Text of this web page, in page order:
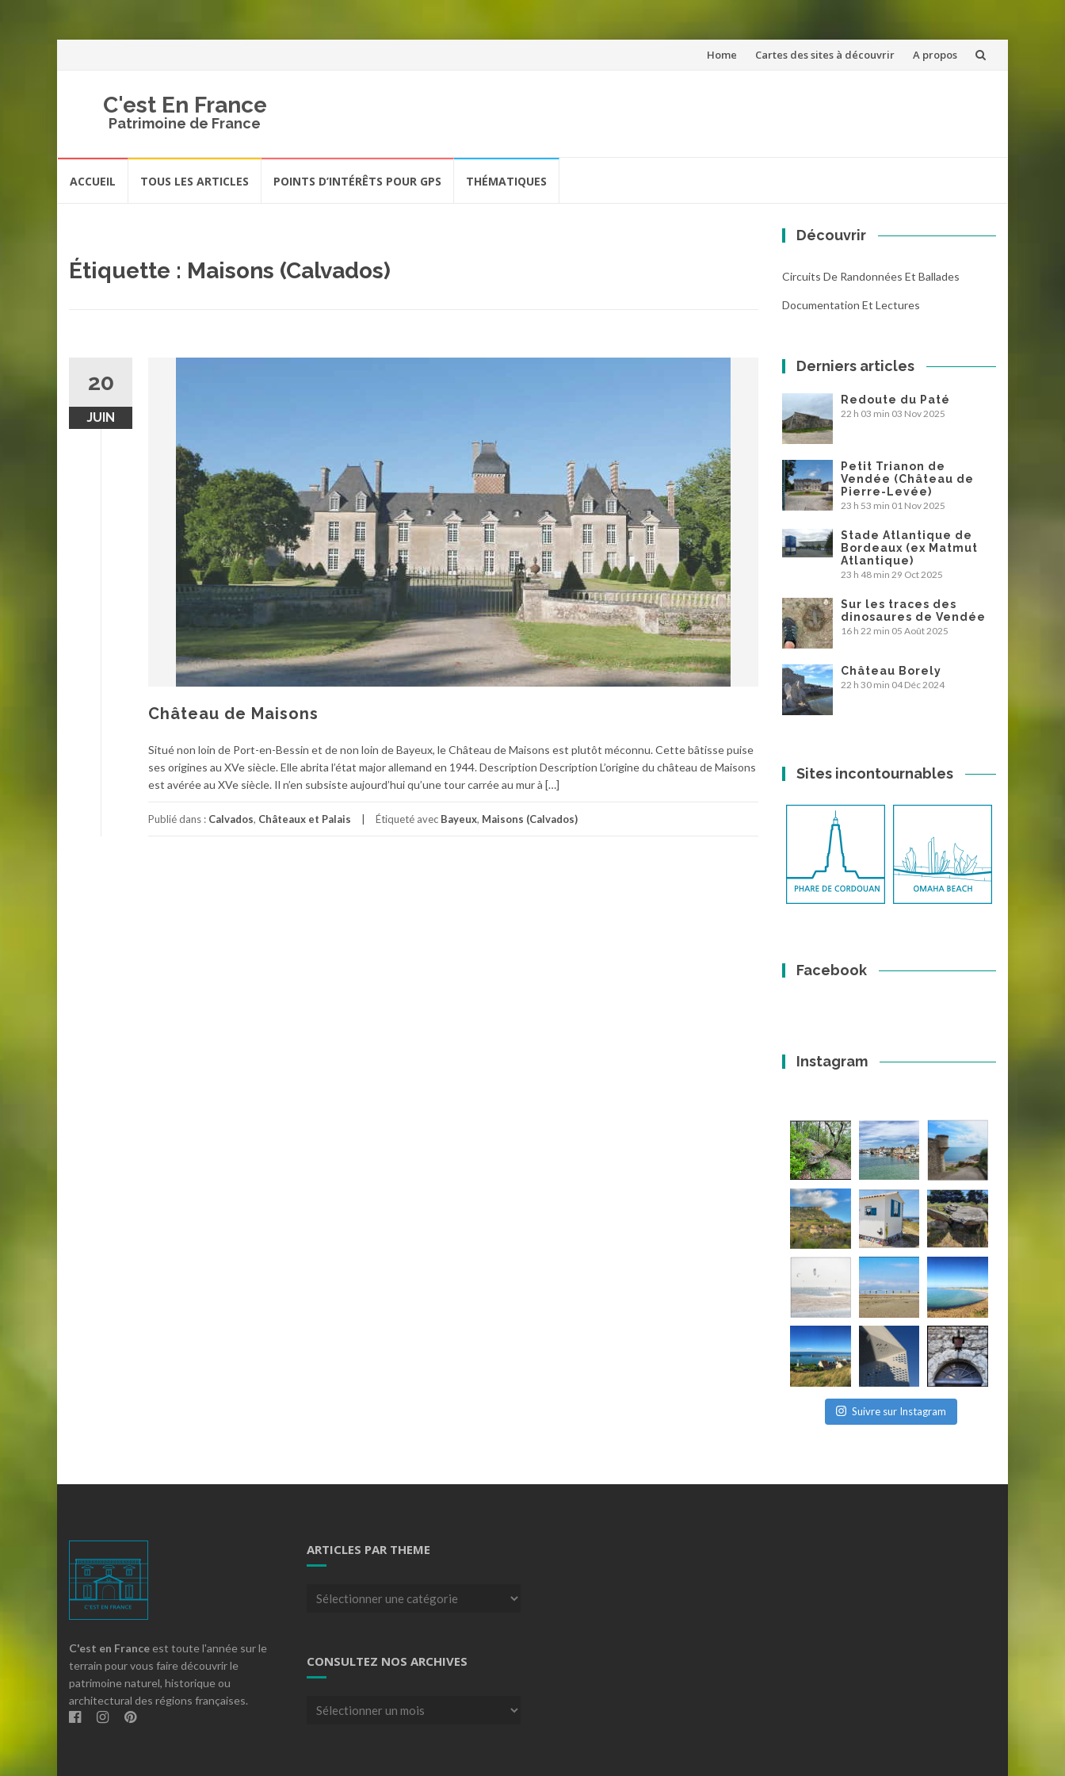
Aller
Home Cartes des sites à découvrir A propos
C'est En France
Patrimoine de France
ACCUEIL TOUS LES ARTICLES POINTS D’INTÉRÊTS POUR GPS THÉMATIQUES
Étiquette : Maisons (Calvados)
20
JUIN
Château de Maisons
Situé non loin de Port-en-Bessin et de non loin de Bayeux, le Château de Maisons est plutôt méconnu. Cette bâtisse puise
ses origines au XVe siècle. Elle abrita l’état major allemand en 1944. Description Description L’origine du château de Maisons
est avérée au XVe siècle. Il n’en subsiste aujourd’hui qu’une tour carrée au mur à […]
Publié dans : Calvados, Châteaux et Palais Étiqueté avec Bayeux, Maisons (Calvados)
Découvrir
Circuits De Randonnées Et Ballades
Documentation Et Lectures
Derniers articles
Redoute du Paté
22 h 03 min 03 Nov 2025
Petit Trianon de
Vendée (Château de
Pierre-Levée)
23 h 53 min 01 Nov 2025
Stade Atlantique de
Bordeaux (ex Matmut
Atlantique)
23 h 48 min 29 Oct 2025
Sur les traces des
dinosaures de Vendée
16 h 22 min 05 Août 2025
Château Borely
22 h 30 min 04 Déc 2024
Sites incontournables
Facebook
Instagram
Suivre sur Instagram
C'est en France est toute l'année sur le
terrain pour vous faire découvrir le
patrimoine naturel, historique ou
architectural des régions françaises.
ARTICLES PAR THEME
Articles
CONSULTEZ NOS ARCHIVES
Consultez